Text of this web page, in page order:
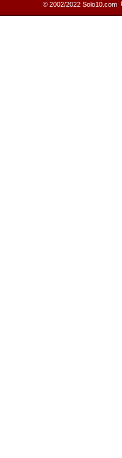
© 2002/2022 Solo10.com